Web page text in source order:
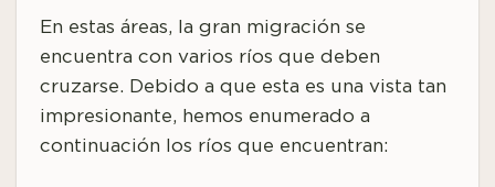
En estas áreas, la gran migración se
encuentra con varios ríos que deben
cruzarse. Debido a que esta es una vista tan
impresionante, hemos enumerado a
continuación los ríos que encuentran: